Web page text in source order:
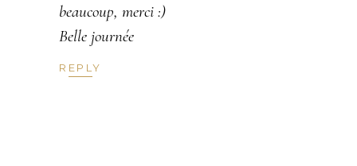
beaucoup, merci :)
Belle journée
REPLY